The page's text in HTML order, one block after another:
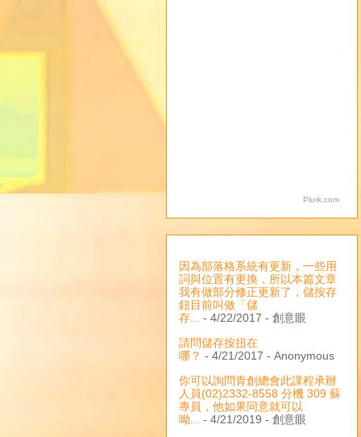
Plurk.com
因為部落格系統有更新，一些用
詞與位置有更換，所以本篇文章
我有做部分修正更新了，儲按存
鈕目前叫做「儲
存...
- 4/22/2017 - 創意眼
請問儲存按扭在
哪？ - 4/21/2017 - Anonymous
你可以詢問青創總會此課程承辦
人員(02)2332-8558 分機 309 蘇
專員，他如果同意就可以
呦...
- 4/21/2019 - 創意眼